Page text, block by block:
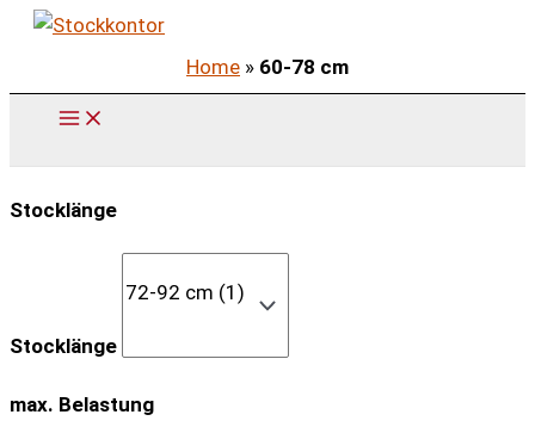
Zum
springen
Home » 60-78 cm
Stocklänge
Stocklänge
max. Belastung